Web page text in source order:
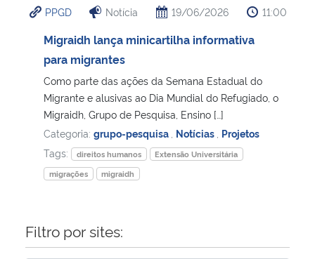
Ministério da Cidadania
Ministério da Saúde
Ministério de Minas e Energia
Ministério da Ciência, Tecnologia, Inovações e Comunicações
Ministério do Meio Ambiente
Ministério do Desenvolvimento Regional
PPGD Notícia 19/06/2026 11:00
Migraidh lança minicartilha informativa
para migrantes
Como parte das ações da Semana Estadual do
Migrante e alusivas ao Dia Mundial do Refugiado, o
Migraidh, Grupo de Pesquisa, Ensino […]
Categoria: grupo-pesquisa Notícias Projetos
Tags:
direitos humanos
Extensão Universitária
migrações
migraidh
Filtro por sites: